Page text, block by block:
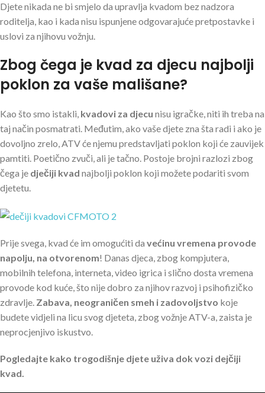
Djete nikada ne bi smjelo da upravlja kvadom bez nadzora
roditelja, kao i kada nisu ispunjene odgovarajuće pretpostavke i
uslovi za njihovu vožnju.
Zbog čega je kvad za djecu najbolji
poklon za vaše mališane?
Kao što smo istakli, kvadovi za djecu nisu igračke, niti ih treba na
taj način posmatrati. Međutim, ako vaše djete zna šta radi i ako je
dovoljno zrelo, ATV će njemu predstavljati poklon koji će zauvijek
pamtiti. Poetično zvuči, ali je tačno. Postoje brojni razlozi zbog
čega je dječiji kvad najbolji poklon koji možete podariti svom
djetetu.
Prije svega, kvad će im omogućiti da većinu vremena provode
napolju, na otvorenom! Danas djeca, zbog kompjutera,
mobilnih telefona, interneta, video igrica i slično dosta vremena
provode kod kuće, što nije dobro za njihov razvoj i psihofizičko
zdravlje. Zabava, neograničen smeh i zadovoljstvo koje
budete vidjeli na licu svog djeteta, zbog vožnje ATV-a, zaista je
neprocjenjivo iskustvo.
Pogledajte kako trogodišnje djete uživa dok vozi dejčiji
kvad.